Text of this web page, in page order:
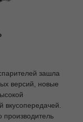
зашла
версий, новые
вкусопередачей.
производитель